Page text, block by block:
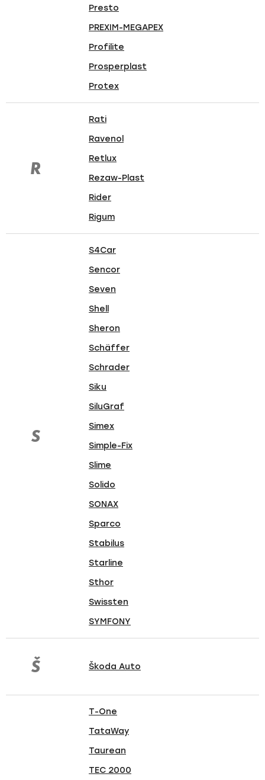
Presto
PREXIM-MEGAPEX
Profilite
Prosperplast
Protex
R
Rati
Ravenol
Retlux
Rezaw-Plast
Rider
Rigum
S
S4Car
Sencor
Seven
Shell
Sheron
Schäffer
Schrader
Siku
SiluGraf
Simex
Simple-Fix
Slime
Solido
SONAX
Sparco
Stabilus
Starline
Sthor
Swissten
SYMFONY
Š Škoda Auto
T-One
TataWay
Taurean
TEC 2000